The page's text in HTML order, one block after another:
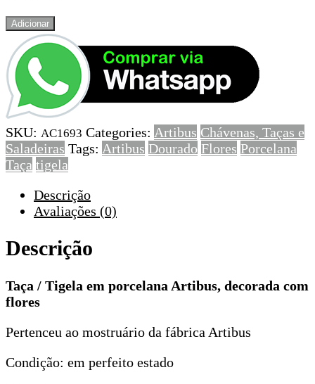
Quantidade
Taça
/
Tigela
em
porcelana
Artibus,
decorada
com
Adicionar
SKU: AC1693 Categories: Artibus Chávenas, Taças e
Saladeiras Tags: Artibus Dourado Flores Porcelana
Taça tigela
Descrição
Avaliações (0)
Descrição
Taça / Tigela em porcelana Artibus, decorada com
flores
Pertenceu ao mostruário da fábrica Artibus
Condição: em perfeito estado